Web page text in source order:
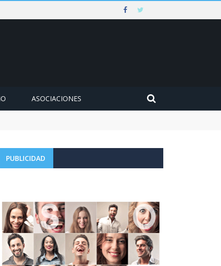
ASOCIACIONES
PUBLICIDAD